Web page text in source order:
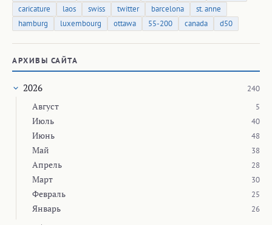
caricature
laos swiss twitter barcelona
st. anne
hamburg
luxembourg ottawa 55-200 canada d50
АРХИВЫ САЙТА
2026 240
Август 5
Июль 40
Июнь 48
Май 38
Апрель 28
Март 30
Февраль 25
Январь 26